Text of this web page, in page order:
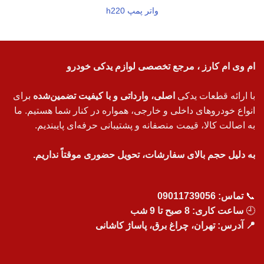
واتر پمپ h220
ام وی ام کارز ، مرجع تخصصی لوازم یدکی خودرو
با ارائه قطعات یدکی اصلی، وارداتی و با کیفیت تضمین‌شده برای
انواع خودروهای داخلی و خارجی، همواره در کنار شما هستیم. ما
به اصالت کالا، قیمت منصفانه و پشتیبانی حرفه‌ای پایبندیم.
به دلیل حجم بالای سفارشات، تحویل حضوری موقتاً نداریم.
📞تماس: 09011739056
🕘 ساعت کاری: 8 صبح تا 9 شب
📍 آدرس: تهران، چراغ برق، پاساژ کاشانی